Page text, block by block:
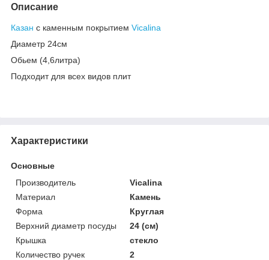
Описание
Казан с каменным покрытием Vicalina
Диаметр 24см
Обьем (4,6литра)
Подходит для всех видов плит
Характеристики
Основные
Производитель
Vicalina
Материал
Камень
Форма
Круглая
Верхний диаметр посуды
24 (см)
Крышка
стекло
Количество ручек
2